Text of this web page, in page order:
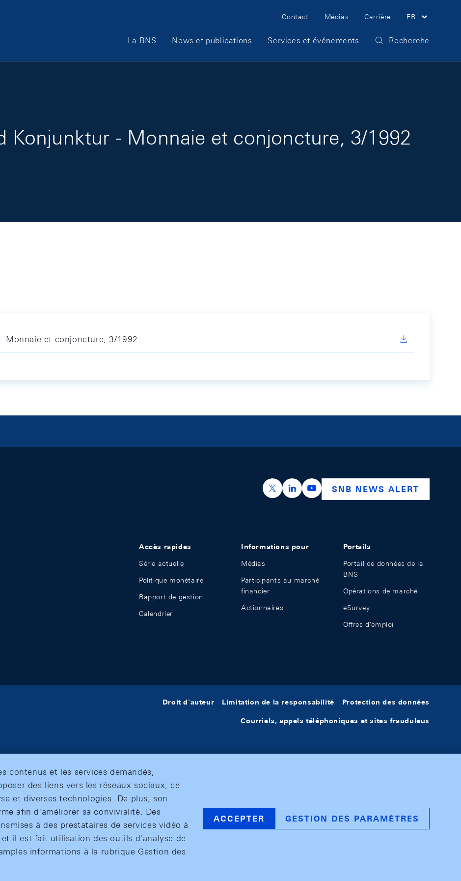
Meta Navigation
Contact Médias Carrière FR
Main Navigation
La BNS News et publications Services et événements Recherche
Konjunktur - Monnaie et conjoncture, 3/1992
Monnaie et conjoncture, 3/1992
https://x.com/snb_bns
https://ch.linkedin.com/company/swiss-
https://www.youtube.com/
SNB NEWS ALERT
Accès rapides
Série actuelle
Politique monétaire
Rapport de gestion
Calendrier
Informations pour
Médias
Participants au marché
financier
Actionnaires
Portails
Portail de données de la
BNS
Opérations de marché
eSurvey
Offres d'emploi
Droit d'auteur Limitation de la responsabilité Protection des données
Courriels, appels téléphoniques et sites frauduleux
contenus et les services demandés,
des liens vers les réseaux sociaux, ce
et diverses technologies. De plus, son
afin d'améliorer sa convivialité. Des
à des prestataires de services vidéo à
il est fait utilisation des outils d'analyse de
informations à la rubrique Gestion des
ACCEPTER GESTION DES PARAMÈTRES